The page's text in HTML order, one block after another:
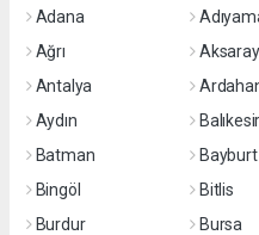
Adana
Ağrı
Aksaray
Antalya
Aydın
Balıkesir
Batman
Bayburt
Bingöl
Bitlis
Burdur
Bursa